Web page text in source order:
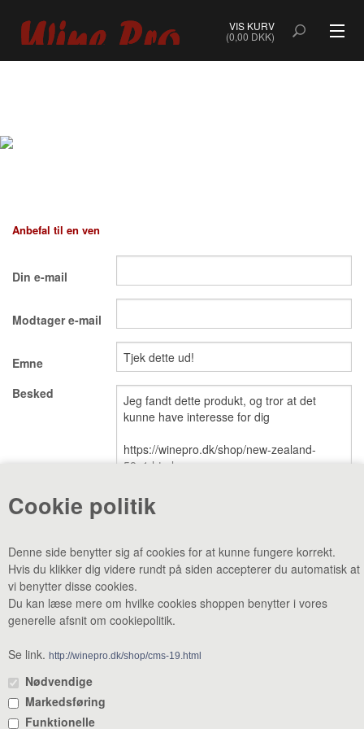
Cookie politik
Denne side benytter sig af cookies for at kunne fungere korrekt.
Hvis du klikker dig videre rundt på siden accepterer du automatisk at
vi benytter disse cookies.
Du kan læse mere om hvilke cookies shoppen benytter i vores
generelle afsnit om cookiepolitik.
Se link. http://winepro.dk/shop/cms-19.html
Nødvendige
Markedsføring
Funktionelle
VIS KURV
(0,00 DKK)
DESSERTVIN & PORTVIN
NATURVIN & ORANGEVIN
ØKOLOGISK VIN
VINE MED AWARDS
NYHEDSBREV SMAGEBAR
TILBUD KONTAKT
Anbefal til en ven
Din e-mail
Modtager e-mail
Emne
Besked
CVR: 38969188 •Lager & smagebar: Danstrupvej 27 F 3480
+45 80 20 20 25•mail@winepro.dk
Åbningstider: Kontor & varelevering 8 - 16 • Smagebaren 14 - 16